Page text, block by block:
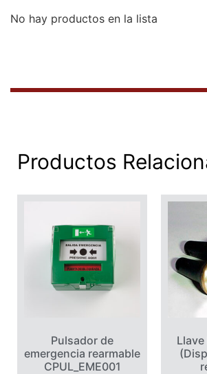
No hay productos en la lista
Productos
Pulsador de
emergencia rearmable
CPUL_EME001